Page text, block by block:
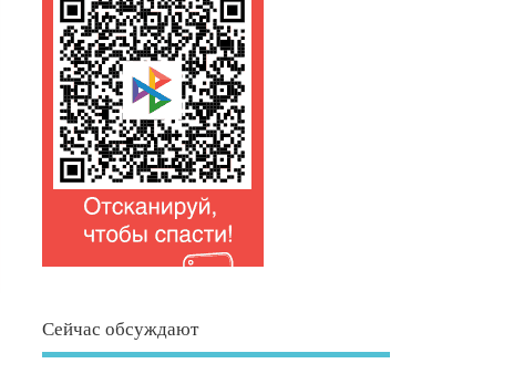
Сейчас обсуждают